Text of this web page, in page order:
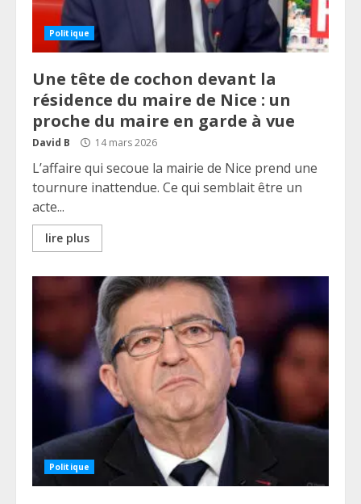
Politique
Une tête de cochon devant la
résidence du maire de Nice : un
proche du maire en garde à vue
David B 14 mars 2026
L’affaire qui secoue la mairie de Nice prend une
tournure inattendue. Ce qui semblait être un
acte...
lire plus
Politique